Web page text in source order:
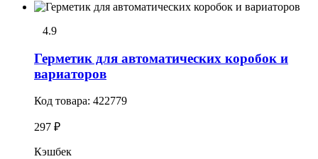
4.9
Герметик для автоматических коробок и
вариаторов
Код товара: 422779
297 ₽
Кэшбек